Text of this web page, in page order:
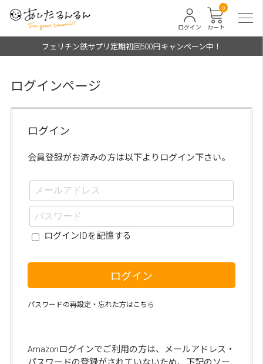
カート
0
ログイン
フェリチン鉄サプリ定期初回500円キャンペーン中！
ログインページ
ログイン
会員登録がお済みの方は以下よりログイン下さい。
ログインIDを記憶する
ログイン
パスワードの再設定・忘れた方はこちら
Amazonログインでご利用の方は、メールアドレス・
パスワードの登録がされていないため、下記のソー